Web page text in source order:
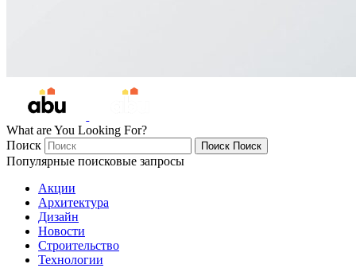
What are You Looking For?
Поиск
Поиск Поиск
Популярные поисковые запросы
Акции
Архитектура
Дизайн
Новости
Строительство
Технологии